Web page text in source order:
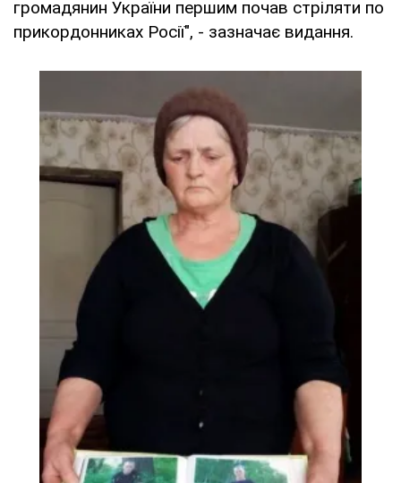
громадянин України першим почав стріляти по
прикордонниках Росії", - зазначає видання.